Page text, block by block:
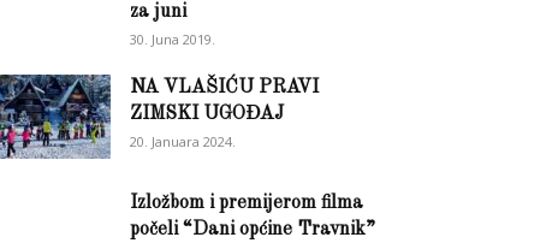
za juni
30. Juna 2019.
NA VLAŠIĆU PRAVI
ZIMSKI UGOĐAJ
20. Januara 2024.
Izložbom i premijerom filma
počeli “Dani općine Travnik”